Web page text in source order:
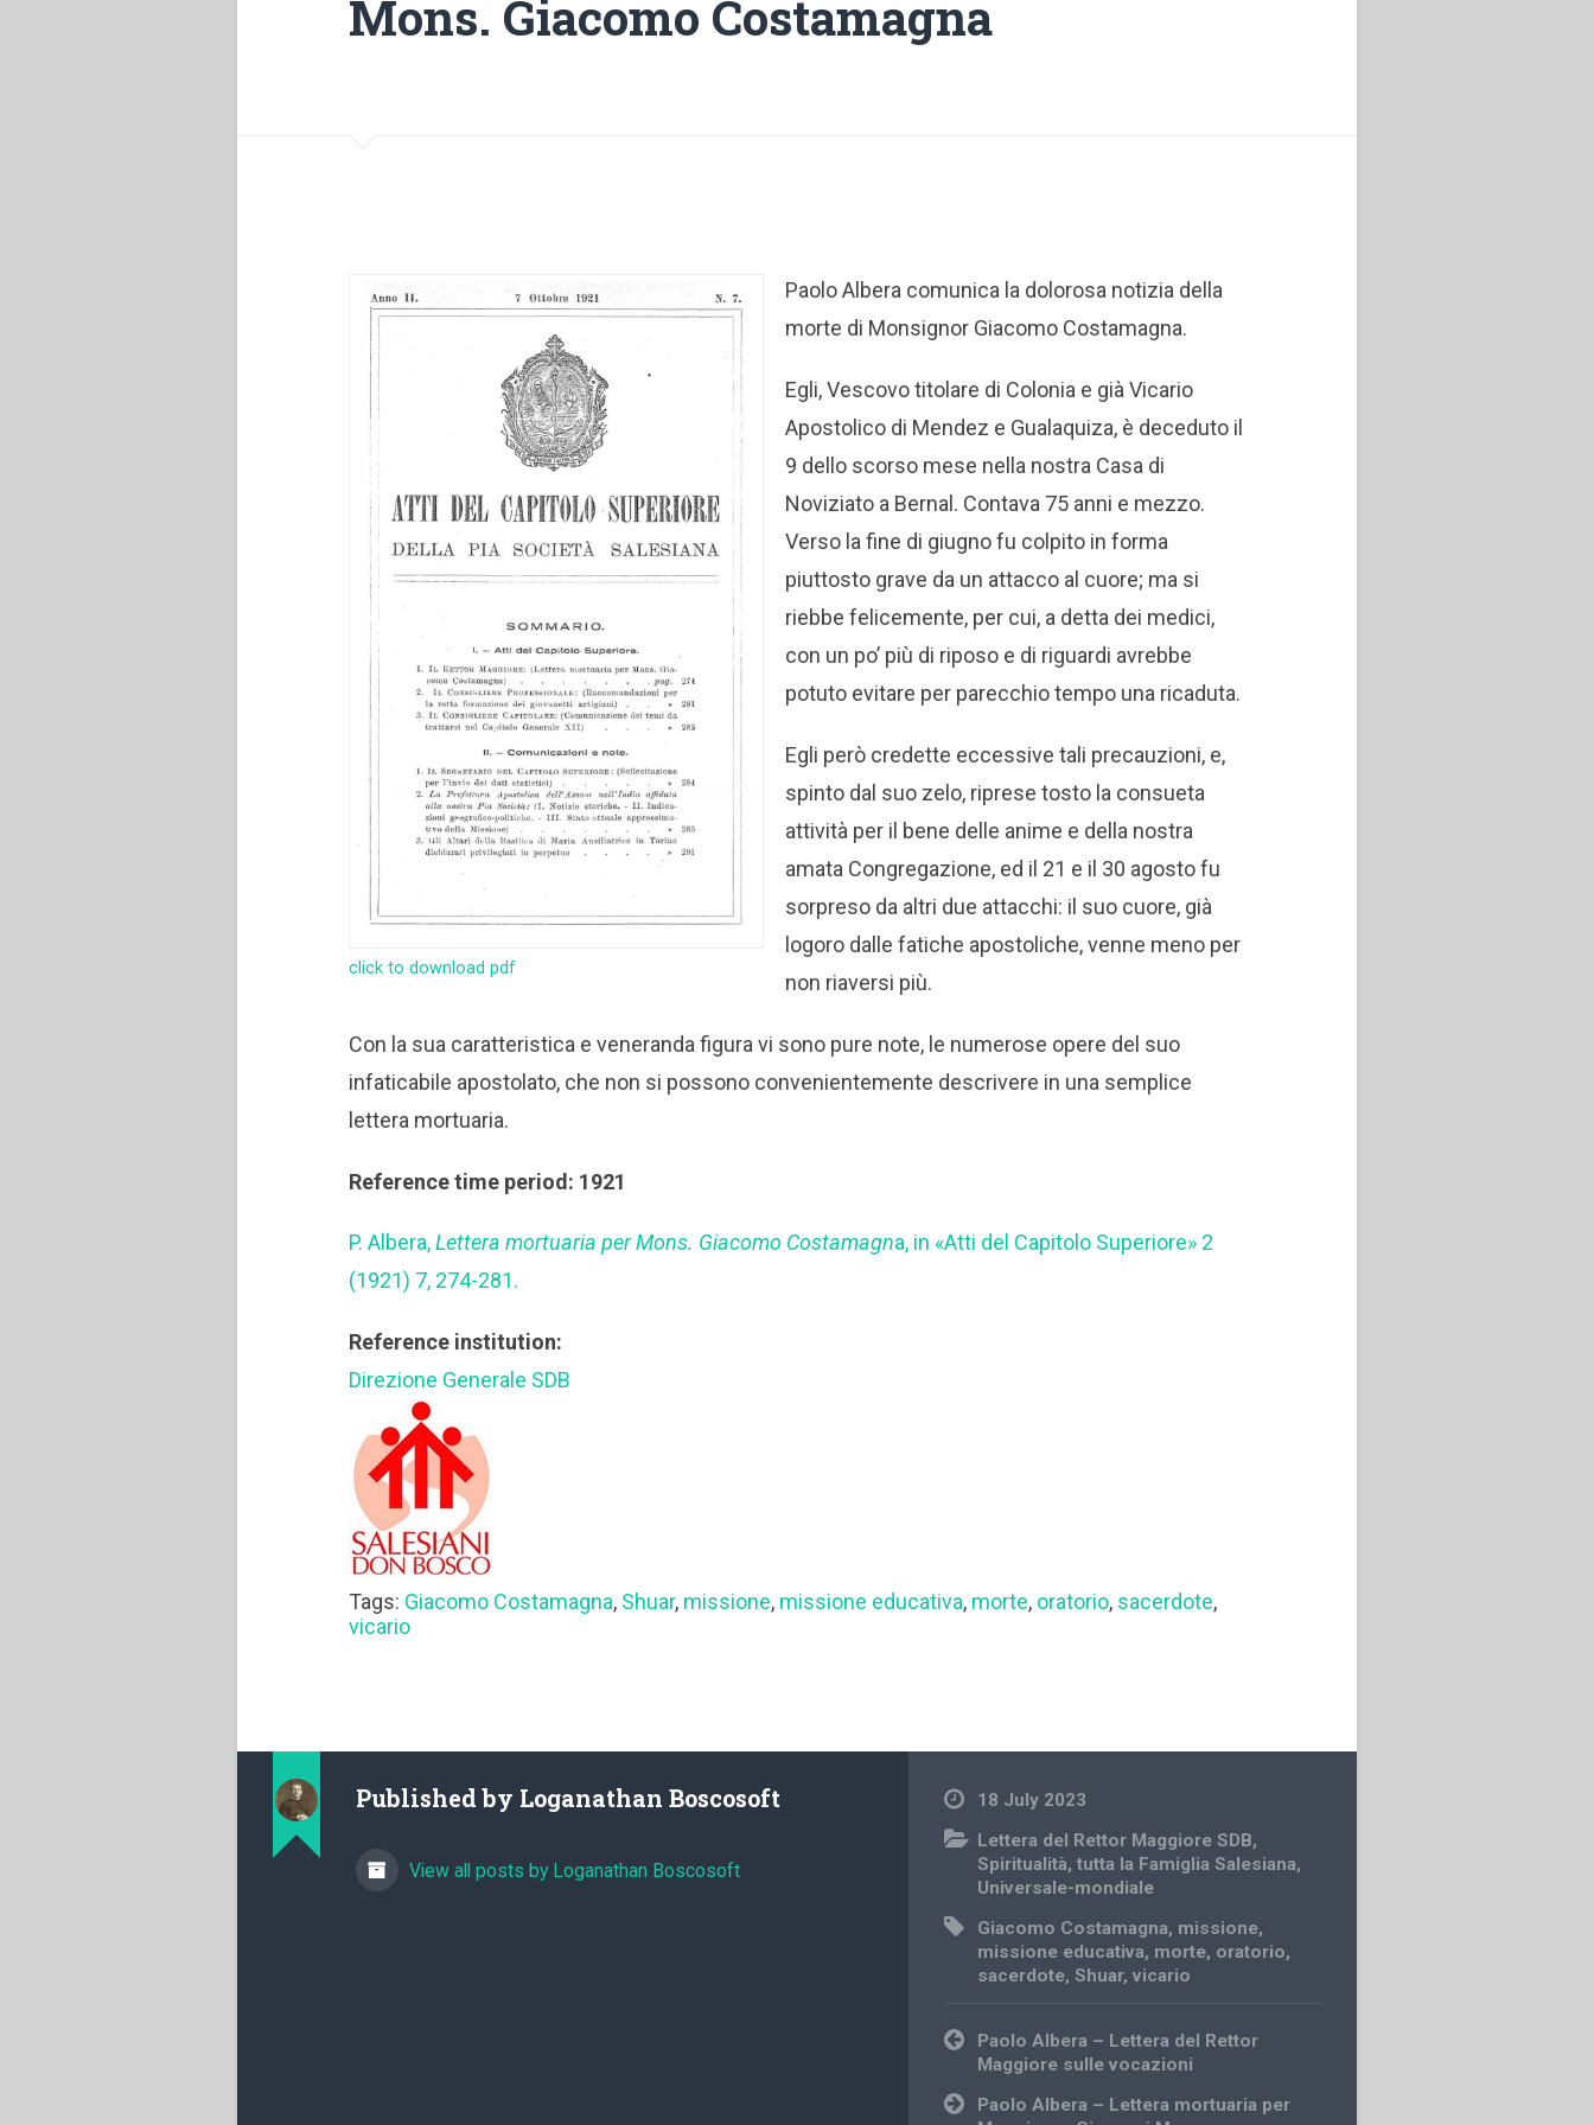
Mons. Giacomo Costamagna
click to download pdf
Paolo Albera comunica la dolorosa notizia della
morte di Monsignor Giacomo Costamagna.
Egli, Vescovo titolare di Colonia e già Vicario
Apostolico di Mendez e Gualaquiza, è deceduto il
9 dello scorso mese nella nostra Casa di
Noviziato a Bernal. Contava 75 anni e mezzo.
Verso la fine di giugno fu colpito in forma
piuttosto grave da un attacco al cuore; ma si
riebbe felicemente, per cui, a detta dei medici,
con un po’ più di riposo e di riguardi avrebbe
potuto evitare per parecchio tempo una ricaduta.
Egli però credette eccessive tali precauzioni, e,
spinto dal suo zelo, riprese tosto la consueta
attività per il bene delle anime e della nostra
amata Congregazione, ed il 21 e il 30 agosto fu
sorpreso da altri due attacchi: il suo cuore, già
logoro dalle fatiche apostoliche, venne meno per
non riaversi più.
Con la sua caratteristica e veneranda figura vi sono pure note, le numerose opere del suo
infaticabile apostolato, che non si possono convenientemente descrivere in una semplice
lettera mortuaria.
Reference time period: 1921
P. Albera,Lettera mortuaria per Mons. Giacomo Costamagna, in «Atti del Capitolo Superiore» 2
(1921) 7, 274-281.
Reference institution:
Direzione Generale SDB
Tags: Giacomo Costamagna, Shuar, missione, missione educativa, morte, oratorio, sacerdote,
vicario
Published by Loganathan Boscosoft
View all posts by Loganathan Boscosoft
18 July 2023
Lettera del Rettor Maggiore SDB,
Spiritualità,tutta la Famiglia Salesiana,
Universale-mondiale
Giacomo Costamagna, missione,
missione educativa, morte, oratorio,
sacerdote,Shuar,vicario
Post
navigation
Paolo Albera – Lettera del Rettor
Maggiore sulle vocazioni
Paolo Albera – Lettera mortuaria per